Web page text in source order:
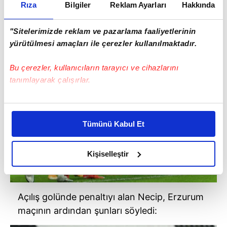
Rıza Bilgiler Reklam Ayarları Hakkında
"Sitelerimizde reklam ve pazarlama faaliyetlerinin
yürütülmesi amaçları ile çerezler kullanılmaktadır.
Bu çerezler, kullanıcıların tarayıcı ve cihazlarını
tanımlayarak çalışırlar.
Bu çerezlere izin vermeniz halinde sizlere özel
daha iyi reklam deneyimi yaşatabiliriz. Bunu yaparken
amacımızın size daha iyi bir reklam deneyimi sunmak
olduğunu ve sizlere en iyi içerikleri sunabilmek adına
elimizden gelen çabayı gösterdiğimizi ve bu noktada,
reklamların maliyetlerimizi karşılamak noktasında tek gelir
Her halükârda, kullanıcılar, bu çerezlere izin vermedikleri
Tümünü Kabul Et
Kişiselleştir
Açılış golünde penaltıyı alan Necip, Erzurum
maçının ardından şunları söyledi: